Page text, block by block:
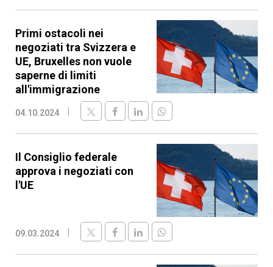
Primi ostacoli nei
negoziati tra Svizzera e
UE, Bruxelles non vuole
saperne di limiti
all'immigrazione
04.10.2024
Il Consiglio federale
approva i negoziati con
l'UE
09.03.2024